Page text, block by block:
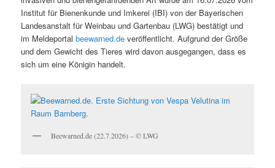
Institut für Bienenkunde und Imkerei (IBI) von der Bayerischen
Landesanstalt für Weinbau und Gartenbau (LWG) bestätigt und
im Meldeportalbeewarned.de veröffentlicht. Aufgrund der Größe
und dem Gewicht des Tieres wird davon ausgegangen, dass es
sich um eine Königin handelt.
Beewarned.de (22.7.2026) – © LWG